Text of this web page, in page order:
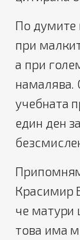
По думите
при
а при
намалява.
учебната
един ден
Красимир
че матури
това има